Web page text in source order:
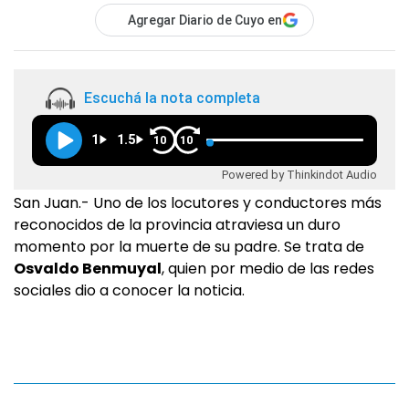
Agregar Diario de Cuyo en
Escuchá la nota completa
1 1.5 10 10
Powered by Thinkindot Audio
San Juan.- Uno de los locutores y conductores más
reconocidos de la provincia atraviesa un duro
momento por la muerte de su padre. Se trata de
Osvaldo Benmuyal, quien por medio de las redes
sociales dio a conocer la noticia.